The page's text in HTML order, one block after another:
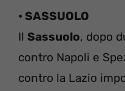
• SASSUOLO
Il Sassuolo, dopo
contro Napoli e
contro la Lazio